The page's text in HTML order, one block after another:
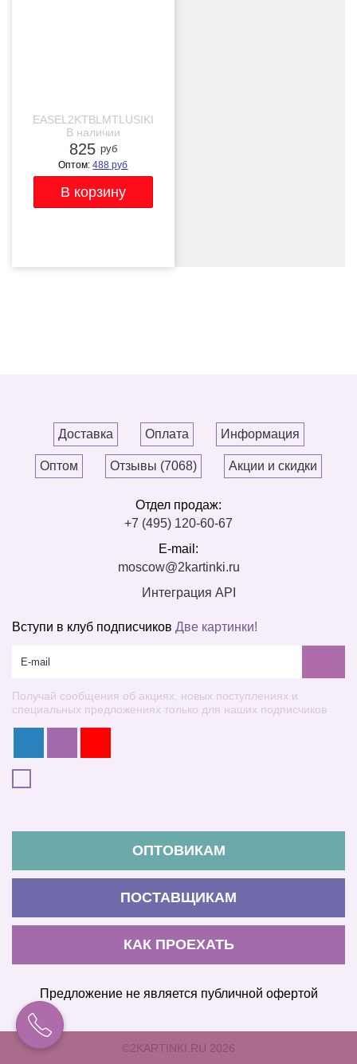
EASEL2KTBLMTLUSIKI
В наличии
825 руб
Оптом:488 руб
Доставка Оплата Информация
Оптом Отзывы (7068) Акции и скидки
Отдел продаж:
+7 (495) 120-60-67
E-mail:
moscow@2kartinki.ru
Интеграция API
Вступи в клуб подписчиков Две картинки!
Получай сообщения об акциях, новых поступлениях и
специальных предложениях только для наших подписчиков
ОПТОВИКАМ
ПОСТАВЩИКАМ
КАК ПРОЕХАТЬ
Предложение не является публичной офертой
©2KARTINKI.RU 2026